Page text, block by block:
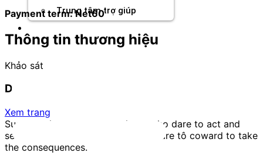
Trung tâm trợ giúp
Payment term: Net60
Thông tin thương hiệu
Khảo sát
Dynu In Media
Xem trang
Success always comes to those who dare to act and
seldom comes close to those who are tô coward to take
the consequences.